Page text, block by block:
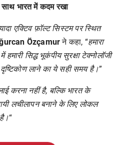
भारत में कदम रखा
एक्टिव फ़ॉल्ट सिस्टम पर स्थित
Özçamurने कहा, “हमारा
हमारी सिद्ध भूकंपीय सुरक्षा टेक्नोलॉजी
लाने का ये सही समय है।”
करना नहीं है, बल्कि भारत के
लचीलापन बनाने के लिए लोकल
“